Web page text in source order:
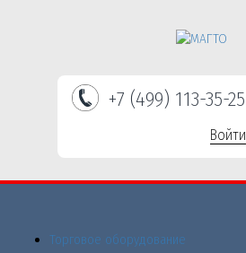
+7 (499) 113-35-25
Войти
Торговое оборудованиe